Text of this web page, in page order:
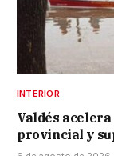
INTERIOR
Valdés
provincial y